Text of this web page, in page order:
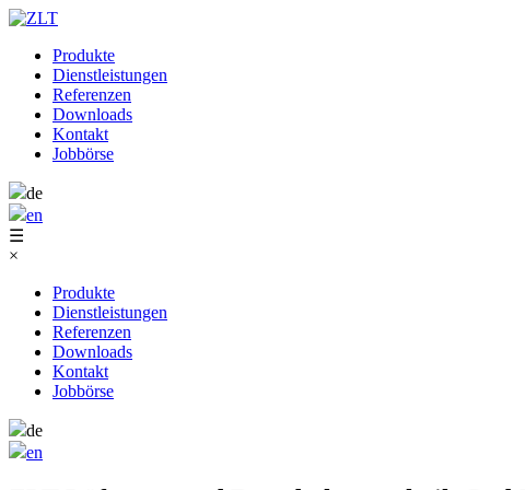
Produkte
Dienstleistungen
Referenzen
Downloads
Kontakt
Jobbörse
de
en
☰
×
Produkte
Dienstleistungen
Referenzen
Downloads
Kontakt
Jobbörse
de
en